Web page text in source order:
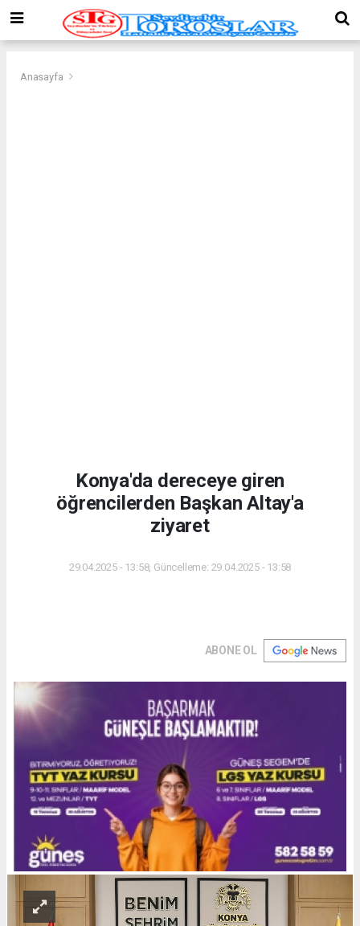
Anasayfa
Konya'da dereceye giren
öğrencilerden Başkan Altay'a
ziyaret
29.04.2025 - 13:58, Güncelleme: 29.04.2025 - 13:58
ABONE OL